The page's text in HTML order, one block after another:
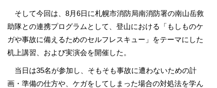
そして今回は、8月6日に札幌市消防局南消防署の南山岳救
助隊との連携プログラムとして、登山における「もしものケ
ガや事故に備えるためのセルフレスキュー」をテーマにした
机上講習、および実演会を開催した。
当日は35名が参加し、そもそも事故に遭わないための計
画・準備の仕方や、ケガをしてしまった場合の対処法を学ん